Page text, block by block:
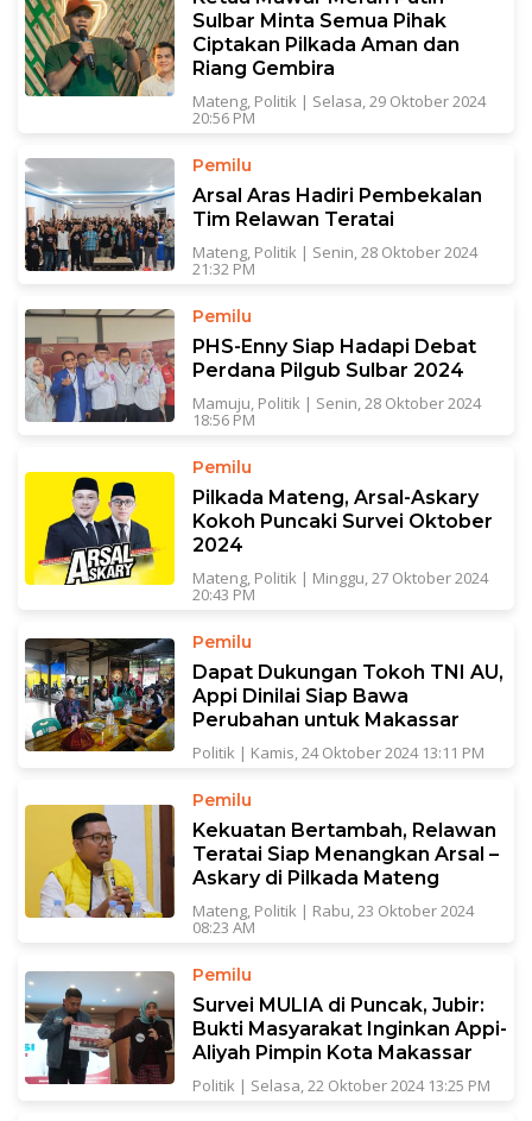
Sulbar Minta Semua Pihak
Ciptakan Pilkada Aman dan
Riang Gembira
Mateng, Politik | Selasa, 29 Oktober 2024
20:56 PM
Pemilu
Arsal Aras Hadiri Pembekalan
Tim Relawan Teratai
Mateng, Politik | Senin, 28 Oktober 2024
21:32 PM
Pemilu
PHS-Enny Siap Hadapi Debat
Perdana Pilgub Sulbar 2024
Mamuju, Politik | Senin, 28 Oktober 2024
18:56 PM
Pemilu
Pilkada Mateng, Arsal-Askary
Kokoh Puncaki Survei Oktober
2024
Mateng, Politik | Minggu, 27 Oktober 2024
20:43 PM
Pemilu
Dapat Dukungan Tokoh TNI AU,
Appi Dinilai Siap Bawa
Perubahan untuk Makassar
Politik | Kamis, 24 Oktober 2024 13:11 PM
Pemilu
Kekuatan Bertambah, Relawan
Teratai Siap Menangkan Arsal –
Askary di Pilkada Mateng
Mateng, Politik | Rabu, 23 Oktober 2024
08:23 AM
Pemilu
Survei MULIA di Puncak, Jubir:
Bukti Masyarakat Inginkan Appi-
Aliyah Pimpin Kota Makassar
Politik | Selasa, 22 Oktober 2024 13:25 PM